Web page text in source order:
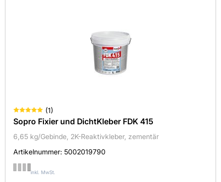
(1)
Sopro Fixier und DichtKleber FDK 415
6,65 kg/Gebinde, 2K-Reaktivkleber, zementär
Artikelnummer: 5002019790
inkl. MwSt.